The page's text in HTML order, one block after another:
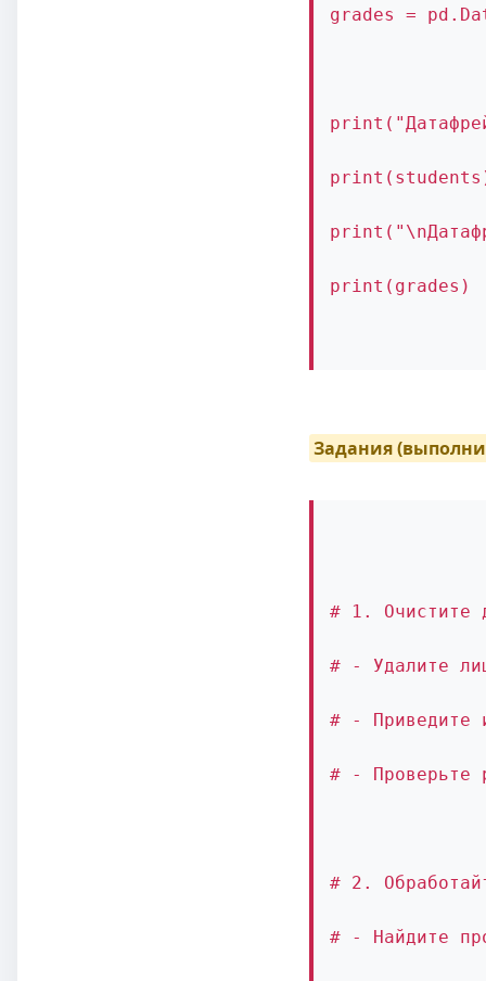
grades =
print(grades)
Задания
# 1. Очистите
# - Удалите
# - Приведите
# - Проверьте
# 2.
# - Найдите